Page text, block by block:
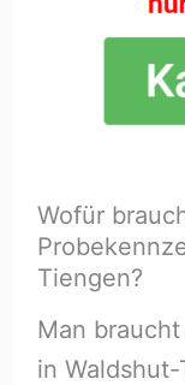
Wofür
Tiengen?
Man
in